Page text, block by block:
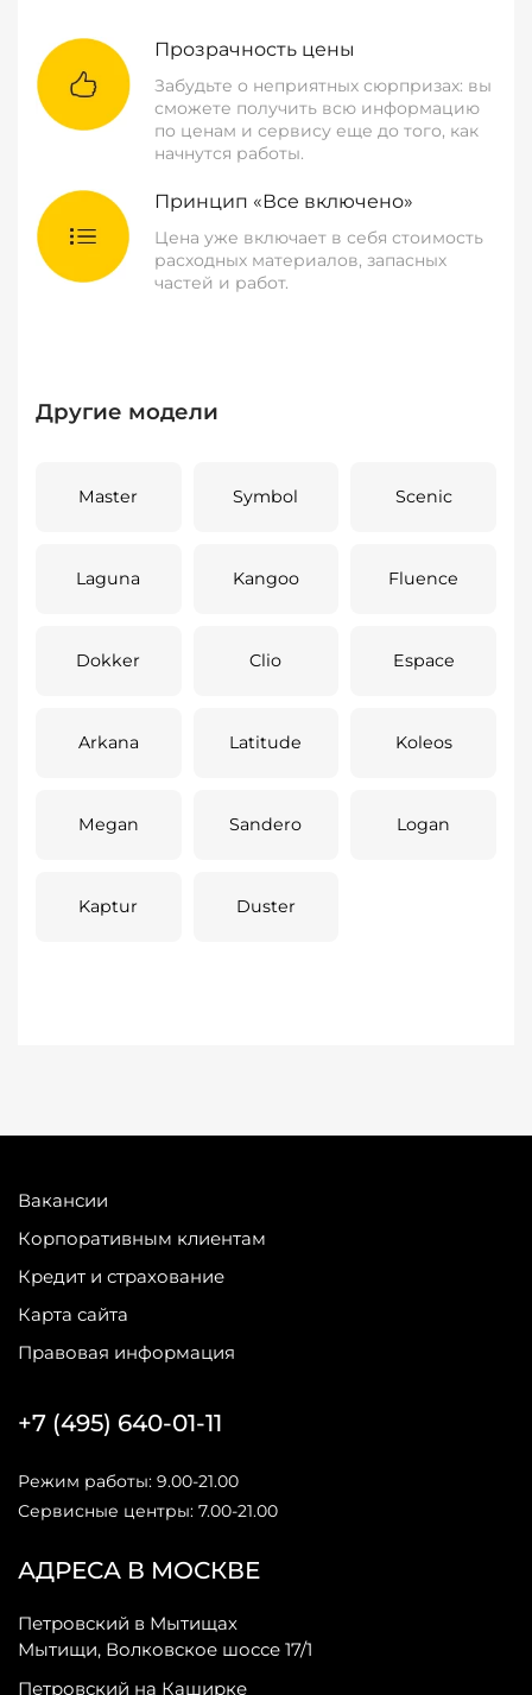
Прозрачность цены
Забудьте о неприятных сюрпризах: вы
сможете получить всю информацию
по ценам и сервису еще до того, как
начнутся работы.
Принцип «Все включено»
Цена уже включает в себя стоимость
расходных материалов, запасных
частей и работ.
Другие модели
Master Symbol Scenic
Laguna Kangoo Fluence
Dokker Clio Espace
Arkana Latitude Koleos
Megan Sandero Logan
Kaptur Duster
Вакансии
Корпоративным клиентам
Кредит и страхование
Карта сайта
Правовая информация
АДРЕСА В МОСКВЕ
Петровский в Мытищах
Мытищи, Волковское шоссе 17/1
Петровский на Каширке
+7 (495) 640-01-11
Режим работы: 9.00-21.00
Сервисные центры: 7.00-21.00